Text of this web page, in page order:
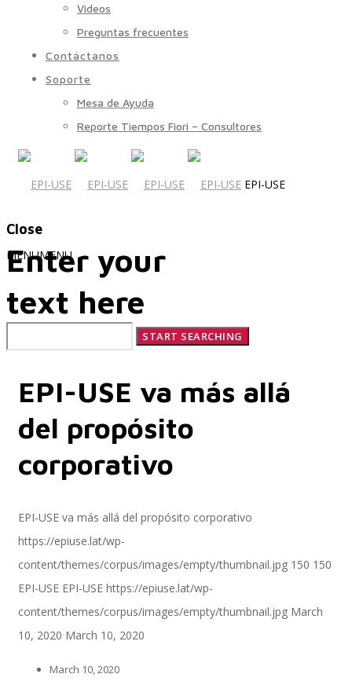
Videos
Preguntas frecuentes
Contáctanos
Soporte
Mesa de Ayuda
Reporte Tiempos Fiori – Consultores
EPI-USE
MENUMENU
Servicios
Servicios y productos cloud
SAP S/4 HANA
EPI-US4HANA
Close
Enter your
text here
EPI-USE va más allá
del propósito
corporativo
EPI-USE va más allá del propósito corporativo
https://epiuse.lat/wp-
content/themes/corpus/images/empty/thumbnail.jpg 150 150
EPI-USE EPI-USE https://epiuse.lat/wp-
content/themes/corpus/images/empty/thumbnail.jpg March
10, 2020 March 10, 2020
March 10, 2020